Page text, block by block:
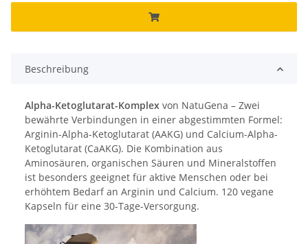
Beschreibung
Alpha-Ketoglutarat-Komplex von NatuGena – Zwei
bewährte Verbindungen in einer abgestimmten Formel:
Arginin-Alpha-Ketoglutarat (AAKG) und Calcium-Alpha-
Ketoglutarat (CaAKG). Die Kombination aus
Aminosäuren, organischen Säuren und Mineralstoffen
ist besonders geeignet für aktive Menschen oder bei
erhöhtem Bedarf an Arginin und Calcium. 120 vegane
Kapseln für eine 30-Tage-Versorgung.